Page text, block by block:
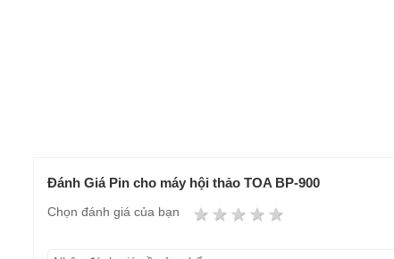
Đánh Giá Pin cho máy hội thảo TOA BP-900
Chọn đánh giá của bạn 4 stars
3 stars
2 stars
1 star